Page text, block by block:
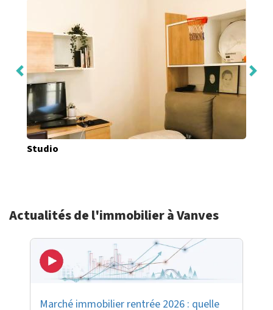
Studio
Actualités de l'immobilier à Vanves
Marché immobilier rentrée 2026 : quelle